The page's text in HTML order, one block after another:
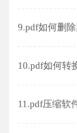
9.pdf如何删
10.pdf如何转换成
11.pdf压缩软